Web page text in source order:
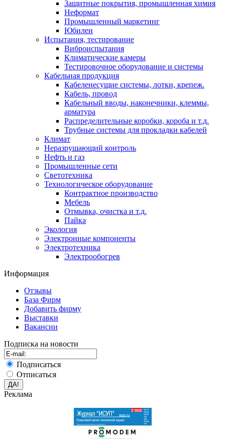
Защитные покрытия, промышленная химия
Неформат
Промышленный маркетинг
Юбилеи
Испытания, тестирование
Виброиспытания
Климатические камеры
Тестировочное оборудование и системы
Кабельная продукция
Кабеленесущие системы, лотки, крепеж.
Кабель, провод
Кабельный вводы, наконечники, клеммы,
арматура
Распределительные коробки, короба и т.д.
Трубные системы для прокладки кабелей
Климат
Неразрушающий контроль
Нефть и газ
Промышленные сети
Светотехника
Технологическое оборудование
Контрактное производство
Мебель
Отмывка, очистка и т.д.
Пайка
Экология
Электронные компоненты
Электротехника
Электрообогрев
Информация
Отзывы
База Фирм
Добавить фирму
Выставки
Вакансии
Подписка на новости
Подписаться
Отписаться
Реклама